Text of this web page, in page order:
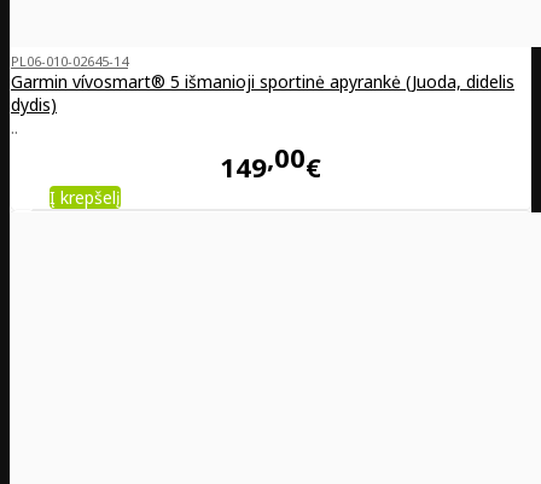
PL06-010-02645-14
Garmin vívosmart® 5 išmanioji sportinė apyrankė (Juoda, didelis
dydis)
..
149 00€
Į krepšelį